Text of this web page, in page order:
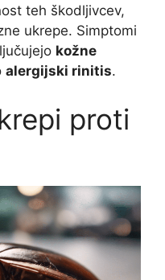
teh škodljivcev,
ukrepe. Simptomi
kožne
alergijski rinitis.
proti